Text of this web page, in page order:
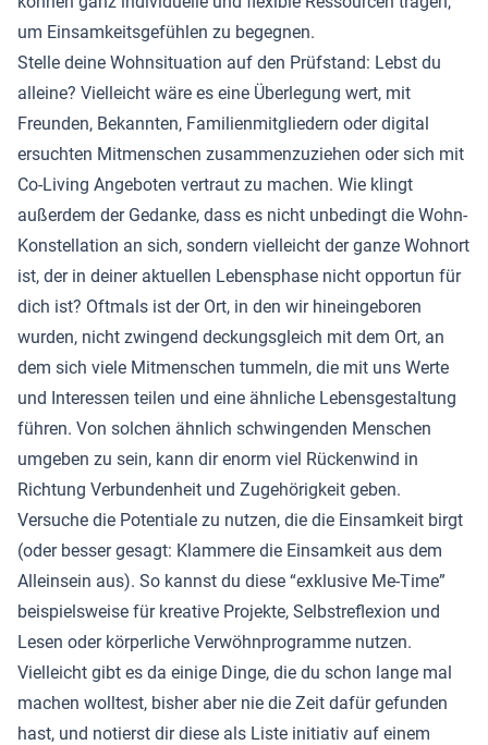
um Einsamkeitsgefühlen zu begegnen.
Stelle deine Wohnsituation auf den Prüfstand: Lebst du
alleine? Vielleicht wäre es eine Überlegung wert, mit
Freunden, Bekannten, Familienmitgliedern oder digital
ersuchten Mitmenschen zusammenzuziehen oder sich mit
Co-Living Angeboten vertraut zu machen. Wie klingt
außerdem der Gedanke, dass es nicht unbedingt die Wohn-
Konstellation an sich, sondern vielleicht der ganze Wohnort
ist, der in deiner aktuellen Lebensphase nicht opportun für
dich ist? Oftmals ist der Ort, in den wir hineingeboren
wurden, nicht zwingend deckungsgleich mit dem Ort, an
dem sich viele Mitmenschen tummeln, die mit uns Werte
und Interessen teilen und eine ähnliche Lebensgestaltung
führen. Von solchen ähnlich schwingenden Menschen
umgeben zu sein, kann dir enorm viel Rückenwind in
Richtung Verbundenheit und Zugehörigkeit geben.
Versuche die Potentiale zu nutzen, die die Einsamkeit birgt
(oder besser gesagt: Klammere die Einsamkeit aus dem
Alleinsein aus). So kannst du diese “exklusive Me-Time”
beispielsweise für kreative Projekte, Selbstreflexion und
Lesen oder körperliche Verwöhnprogramme nutzen.
Vielleicht gibt es da einige Dinge, die du schon lange mal
machen wolltest, bisher aber nie die Zeit dafür gefunden
hast, und notierst dir diese als Liste initiativ auf einem